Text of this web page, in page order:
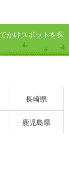
かけスポットを探
長崎県
鹿児島県